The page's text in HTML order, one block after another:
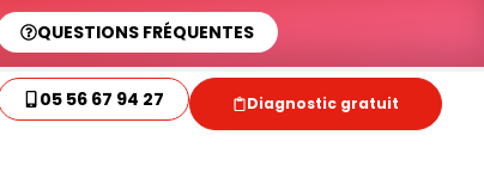
QUESTIONS FRÉQUENTES
05 56 67 94 27 Diagnostic gratuit